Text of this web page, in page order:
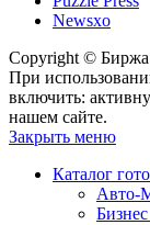
Newsxo
Copyright © Биржа
При
включить:
нашем сайте.
Закрыть меню
Каталог
Авто-